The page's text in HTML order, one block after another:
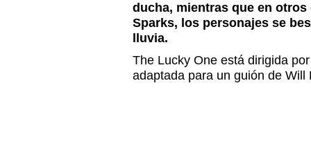
ducha, mientras que en
Sparks, los personajes se
lluvia.
The Lucky One está dirigida por
adaptada para un guión de Will